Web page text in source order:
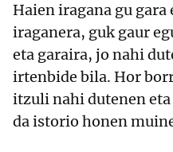
Haien iragana gu
iraganera, guk gaur
eta garaira, jo nahi
irtenbide bila. Hor
itzuli nahi dutenen
da istorio honen